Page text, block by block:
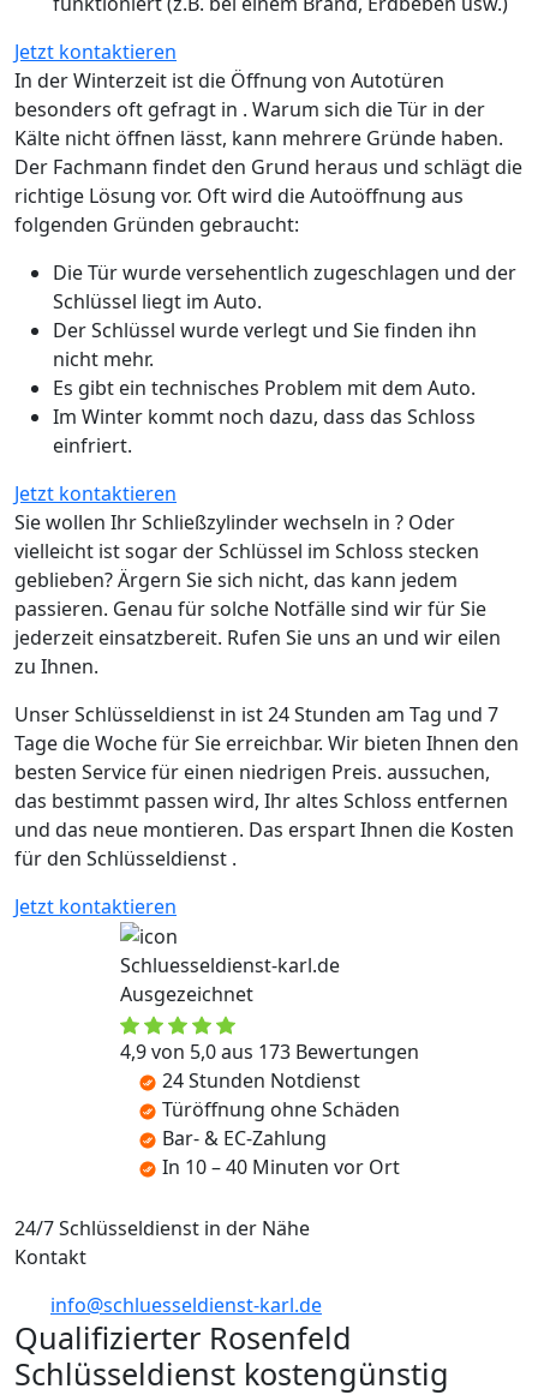
Jetzt kontaktieren
In der Winterzeit ist die Öffnung von Autotüren
besonders oft gefragt in . Warum sich die Tür in der
Kälte nicht öffnen lässt, kann mehrere Gründe haben.
Der Fachmann findet den Grund heraus und schlägt die
richtige Lösung vor. Oft wird die Autoöffnung aus
folgenden Gründen gebraucht:
Die Tür wurde versehentlich zugeschlagen und der
Schlüssel liegt im Auto.
Der Schlüssel wurde verlegt und Sie finden ihn
nicht mehr.
Es gibt ein technisches Problem mit dem Auto.
Im Winter kommt noch dazu, dass das Schloss
einfriert.
Jetzt kontaktieren
Sie wollen Ihr Schließzylinder wechseln in ? Oder
vielleicht ist sogar der Schlüssel im Schloss stecken
geblieben? Ärgern Sie sich nicht, das kann jedem
passieren. Genau für solche Notfälle sind wir für Sie
jederzeit einsatzbereit. Rufen Sie uns an und wir eilen
zu Ihnen.
Unser Schlüsseldienst in ist 24 Stunden am Tag und 7
Tage die Woche für Sie erreichbar. Wir bieten Ihnen den
besten Service für einen niedrigen Preis. aussuchen,
das bestimmt passen wird, Ihr altes Schloss entfernen
und das neue montieren. Das erspart Ihnen die Kosten
für den Schlüsseldienst .
Jetzt kontaktieren
Schluesseldienst-karl.de
Ausgezeichnet
4,9 von 5,0 aus 173 Bewertungen
24 Stunden Notdienst
Türöffnung ohne Schäden
Bar- & EC-Zahlung
In 10 – 40 Minuten vor Ort
24/7 Schlüsseldienst in der Nähe
Kontakt
info@schluesseldienst-karl.de
Qualifizierter Rosenfeld
Schlüsseldienst kostengünstig